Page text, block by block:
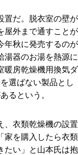
置だ。脱衣室の壁が
屋外まで通すことが
年秋に発売するのが
湯器のお湯を熱源に
暖房乾燥機用換気ダ
選ばない製品とし
るという。
、衣類乾燥機の設置
家を購入したら衣類
たい」と山本氏は抱